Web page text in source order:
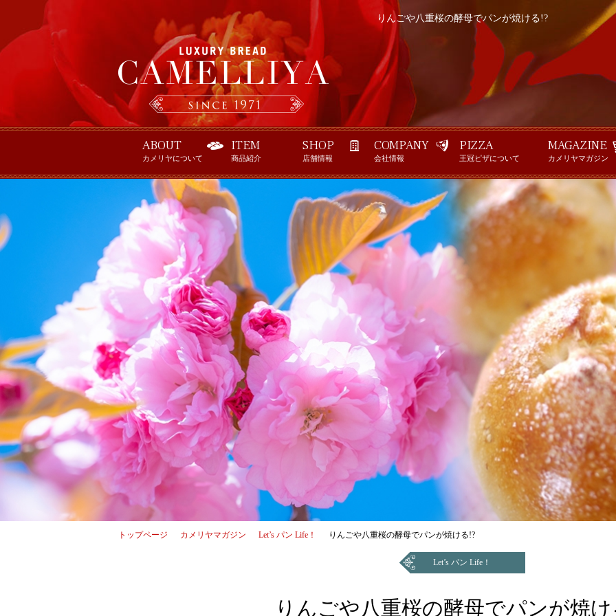
りんごや八重桜の酵母でパンが焼ける!?
ABOUT
カメリヤについて
ITEM
商品紹介
SHOP
店舗情報
COMPANY
会社情報
PIZZA
王冠ピザについて
MAGAZINE
カメリヤマガジン
トップページ カメリヤマガジン Let’s パン Life！ りんごや八重桜の酵母でパンが焼ける!?
Let’s パン Life！
りんごや八重桜の酵母でパンが焼け